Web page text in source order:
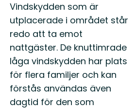
Vindskydden som är
utplacerade i området står
redo att ta emot
nattgäster. De knuttimrade
låga vindskydden har plats
för flera familjer och kan
förstås användas även
dagtid för den som